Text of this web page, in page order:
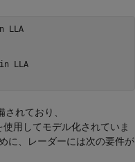
LLA
LLA
れており、
用してモデル化されていま
に、レーダーには次の要件が